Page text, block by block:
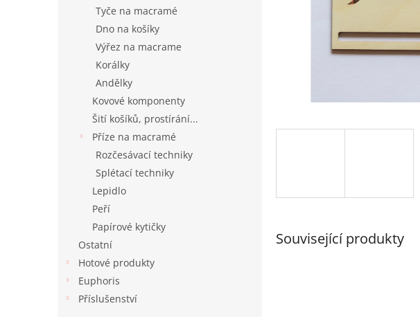
Tyče na macramé
Dno na košíky
Výřez na macrame
Korálky
Andělky
Kovové komponenty
Šití košíků, prostírání...
Příze na macramé
Rozčesávací techniky
Splétací techniky
Lepidlo
Peří
Papírové kytičky
Ostatní
Hotové produkty
Euphoris
Příslušenství
Související produkty